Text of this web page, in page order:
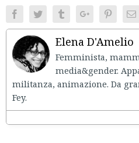
FacebookTwitter TumblrGoogle+Pinterest
Elena D'Amelio
Femminista,
media&gender.
militanza, animazione. Da
Fey.